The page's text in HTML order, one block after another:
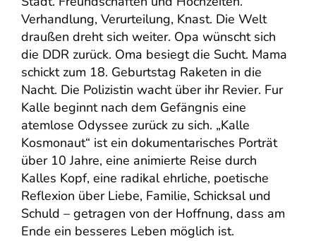
Verhandlung, Verurteilung, Knast. Die Welt
draußen dreht sich weiter. Opa wünscht sich
die DDR zurück. Oma besiegt die Sucht. Mama
schickt zum 18. Geburtstag Raketen in die
Nacht. Die Polizistin wacht über ihr Revier. Fur
Kalle beginnt nach dem Gefängnis eine
atemlose Odyssee zurück zu sich. „Kalle
Kosmonaut“ ist ein dokumentarisches Porträt
über 10 Jahre, eine animierte Reise durch
Kalles Kopf, eine radikal ehrliche, poetische
Reflexion über Liebe, Familie, Schicksal und
Schuld – getragen von der Hoffnung, dass am
Ende ein besseres Leben möglich ist.